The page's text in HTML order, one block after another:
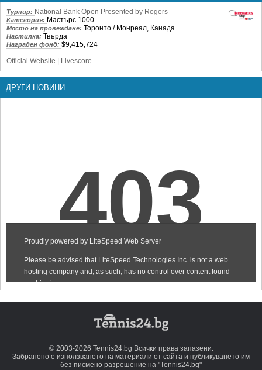
Турнир: National Bank Open Presented by Rogers
Категория: Мастърс 1000
Място на провеждане: Торонто / Монреал, Канада
Настилка: Твърда
Награден фонд: $9,415,724
Official Website
Livescore
ДРУГИ НОВИНИ
© 2003-2026 Tennis24.bg Всички права запазени.
Забранено е използването на материали от сайта и публикуването им
без писмено разрешение на "Tennis24.bg"